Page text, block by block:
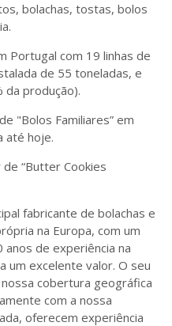
bolachas, tostas, bolos
Portugal com 19 linhas de
de 55 toneladas, e
produção).
"Bolos Familiares” em
até hoje.
“Butter Cookies
fabricante de bolachas e
na Europa, com um
de experiência na
um excelente valor. O seu
cobertura geográfica
com a nossa
oferecem experiência